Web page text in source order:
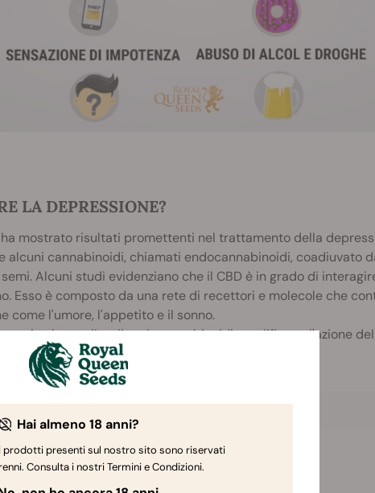
LA DEPRESSIONE?
ha mostrato risultati promettenti nel trattamento della
alcuni cannabinoidi, chiamati endocannabinoidi, coadiuvato
Alcuni studi evidenziano che il CBD è in grado di
Esso è composto da una rete di recettori e molecole che
come l'umore, l'appetito e il sonno.
nel cervello, gli endocannabinoidi amplificano l'azione
il tono dell'umore e allevia lo stress.
Il CBD e il Disturbo Affettivo Stagionale
Hai almeno 18 anni?
prodotti presenti sul nostro sito sono riservati
Consulta i nostri Termini e Condizioni.